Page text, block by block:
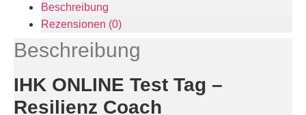
Beschreibung
Rezensionen (0)
Beschreibung
IHK ONLINE Test Tag –
Resilienz Coach